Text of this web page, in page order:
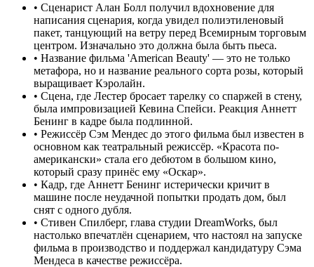
• Сценарист Алан Болл получил вдохновение для
написания сценария, когда увидел полиэтиленовый
пакет, танцующий на ветру перед Всемирным торговым
центром. Изначально это должна была быть пьеса.
• Название фильма 'American Beauty' — это не только
метафора, но и название реального сорта розы, который
выращивает Кэролайн.
• Сцена, где Лестер бросает тарелку со спаржей в стену,
была импровизацией Кевина Спейси. Реакция Аннетт
Бенинг в кадре была подлинной.
• Режиссёр Сэм Мендес до этого фильма был известен в
основном как театральный режиссёр. «Красота по-
американски» стала его дебютом в большом кино,
который сразу принёс ему «Оскар».
• Кадр, где Аннетт Бенинг истерически кричит в
машине после неудачной попытки продать дом, был
снят с одного дубля.
• Стивен Спилберг, глава студии DreamWorks, был
настолько впечатлён сценарием, что настоял на запуске
фильма в производство и поддержал кандидатуру Сэма
Мендеса в качестве режиссёра.